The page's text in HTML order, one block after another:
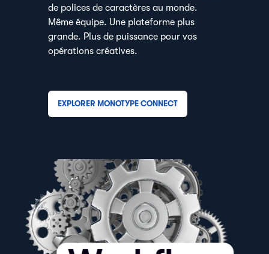
de polices de caractères au monde.
Même équipe. Une plateforme plus
grande. Plus de puissance pour vos
opérations créatives.
EXPLORER MONOTYPE CONNECT